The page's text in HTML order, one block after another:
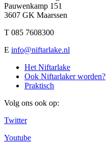
Pauwenkamp 151
3607 GK Maarssen
T 085 7608300
E info@niftarlake.nl
Het Niftarlake
Ook Niftarlaker worden?
Praktisch
Volg ons ook op:
Twitter
Youtube